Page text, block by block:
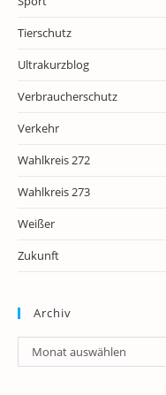
Tierschutz
Ultrakurzblog
Verbraucherschutz
Verkehr
Wahlkreis 272
Wahlkreis 273
Weißer
Zukunft
Archiv
Archiv
Monat auswählen